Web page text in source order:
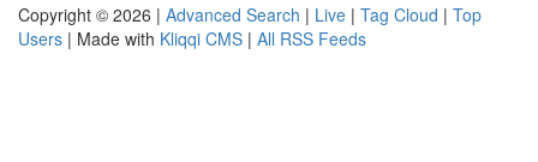
Copyright © 2026 | Advanced Search | Live | Tag Cloud | Top
Users | Made with Kliqqi CMS | All RSS Feeds